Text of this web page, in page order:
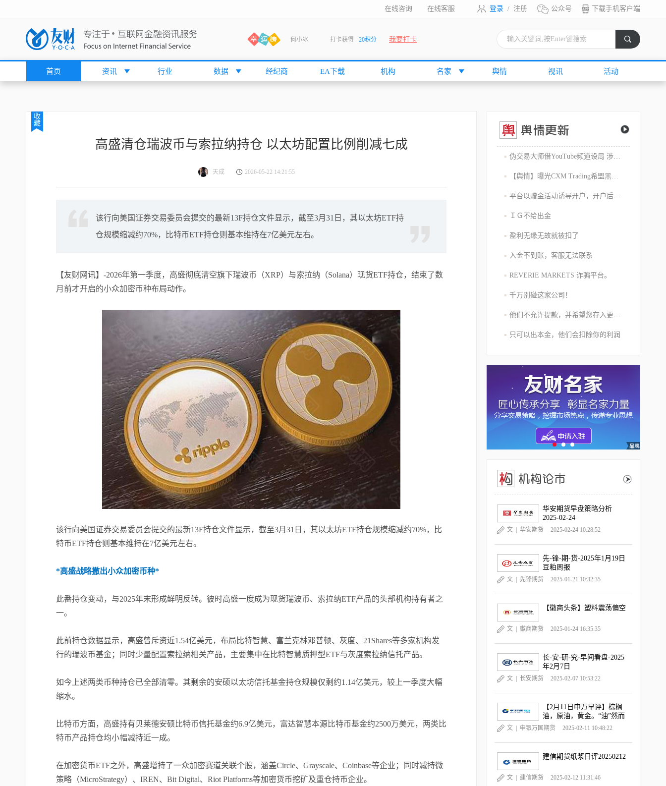
登录 / 注册 公众号 下载手机客户端
在线咨询 在线客服
何小冰 打卡获得 20积分
打卡获得
袁友江 打卡获得 15积分
cccccccccc
袁友江 打卡获得 10积分
张尧浠
张尧浠 打卡获得 10积分
何小冰 打卡获得 10积分
张尧浠 打卡获得 20积分
打卡获得 15积分
张尧浠 打卡获得 15积分
张尧浠 打卡获得 10积分
袁友江 打卡获得 20积分
张尧浠 打卡获得 15积分
袁友江 10积分
张尧浠 打卡获得
何小冰 打卡获得 10积分
张尧浠 打卡获得 20积分
我要打卡
首页 资讯 行业 数据 经纪商 EA下载 机构 名家 舆情 视讯 活动
收
藏
高盛清仓瑞波币与索拉纳持仓 以太坊配置比例削减七成
天成 2026-05-22 14:21:55
该行向美国证券交易委员会提交的最新13F持仓文件显示，截至3月31日，其以太坊ETF持
仓规模缩减约70%，比特币ETF持仓则基本维持在7亿美元左右。
【友财网讯】-2026年第一季度，高盛彻底清空旗下瑞波币（XRP）与索拉纳（Solana）现货ETF持仓，结束了数
月前才开启的小众加密币种布局动作。
该行向美国证券交易委员会提交的最新13F持仓文件显示，截至3月31日，其以太坊ETF持仓规模缩减约70%，比
特币ETF持仓则基本维持在7亿美元左右。
*高盛战略撤出小众加密币种*
此番持仓变动，与2025年末形成鲜明反转。彼时高盛一度成为现货瑞波币、索拉纳ETF产品的头部机构持有者之
一。
此前持仓数据显示，高盛曾斥资近1.54亿美元，布局比特智慧、富兰克林邓普顿、灰度、21Shares等多家机构发
行的瑞波币基金；同时少量配置索拉纳相关产品，主要集中在比特智慧质押型ETF与灰度索拉纳信托产品。
如今上述两类币种持仓已全部清零。其剩余的安硕以太坊信托基金持仓规模仅剩约1.14亿美元，较上一季度大幅
缩水。
比特币方面，高盛持有贝莱德安硕比特币信托基金约6.9亿美元，富达智慧本源比特币基金约2500万美元，两类比
特币产品持仓均小幅减持近一成。
在加密货币ETF之外，高盛增持了一众加密赛道关联个股，涵盖Circle、Grayscale、Coinbase等企业；同时减持微
策略（MicroStrategy）、IREN、Bit Digital、Riot Platforms等加密货币挖矿及重仓持币企业。
伪交易大师借YouTube频道设局 涉嫌1800万美元庞氏骗局
【舆情】曝光CXM Trading希盟黑幕：平台擅自下单 异常交易致30多万美金账户爆仓 客户资金遭无故转移
平台以赠金活动诱导开户，开户后入金容易出金难，难细究
ＩＧ不给出金
盈利无缘无故就被扣了
入金不到账，客服无法联系
REVERIE MARKETS 诈骗平台。
千万别碰这家公司！
他们不允许提款，并希望您存入更多的资金
只可以出本金，他们会扣除你的利润
华安期货早盘策略分析
2025-02-24
文 | 华安期货 2025-02-24 10:28:52
先-锋-期-货-2025年1月19日
豆粕周报
文 | 先锋期货 2025-01-21 10:32:35
【徽商头条】塑料震荡偏空
文 | 徽商期货 2025-01-24 16:35:35
长-安-研-究-早间看盘-2025
年2月7日
文 | 长安期货 2025-02-07 10:53:22
【2月11日申万早评】棕榈
油，原油，黄金。“油”然而
升，“金金”乐道
文 | 申银万国期货 2025-02-11 10:48:22
建信期货纸浆日评20250212
文 | 建信期货 2025-02-12 11:31:46